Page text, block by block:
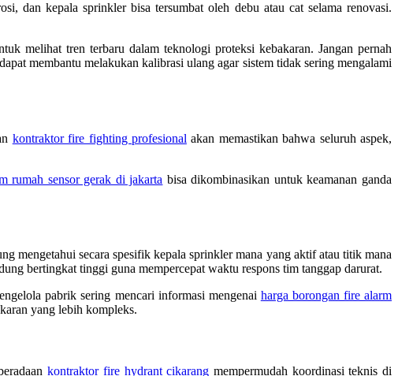
dan kepala sprinkler bisa tersumbat oleh debu atau cat selama renovasi.
melihat tren terbaru dalam teknologi proteksi kebakaran. Jangan pernah
dapat membantu melakukan kalibrasi ulang agar sistem tidak sering mengalami
kontraktor fire fighting profesional akan memastikan bahwa seluruh aspek,
rumah sensor gerak di jakarta bisa dikombinasikan untuk keamanan ganda
mengetahui secara spesifik kepala sprinkler mana yang aktif atau titik mana
bertingkat tinggi guna mempercepat waktu respons tim tanggap darurat.
pabrik sering mencari informasi mengenai harga borongan fire alarm
yang lebih kompleks.
kontraktor fire hydrant cikarang mempermudah koordinasi teknis di